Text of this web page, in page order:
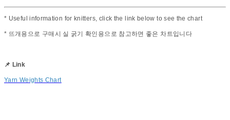
* Useful information for knitters, click the link below to see the chart
* 뜨개용으로 구매시 실 굵기 확인용으로 참고하면 좋은 차트입니다
📌 Link
Yarn Weights Chart